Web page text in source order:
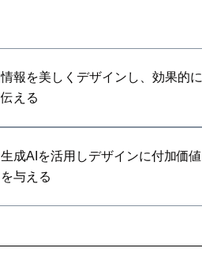
情報を美しくデザインし、効果的に
伝える
生成AIを活用しデザインに付加価値
を与える